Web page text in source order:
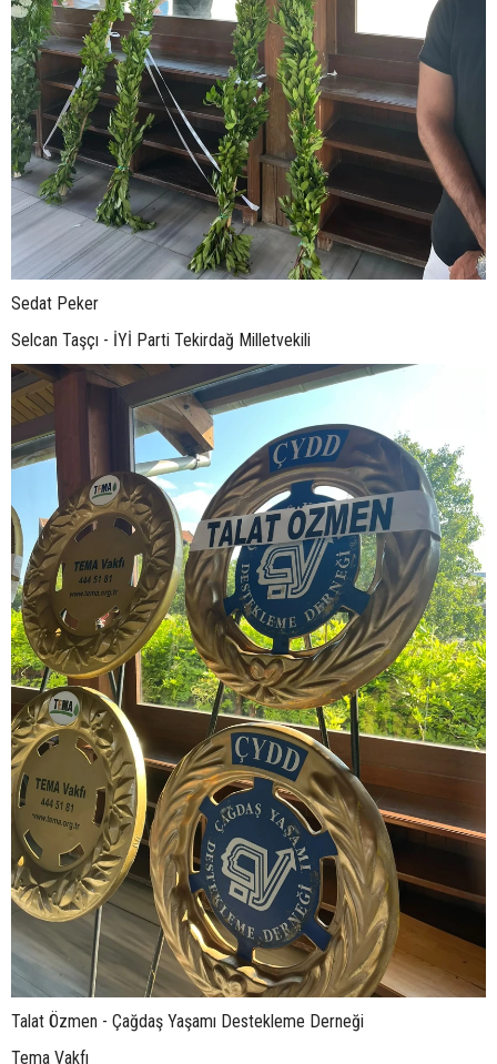
Sedat Peker
Selcan Taşçı - İYİ Parti Tekirdağ Milletvekili
Talat Özmen - Çağdaş Yaşamı Destekleme Derneği
Tema Vakfı